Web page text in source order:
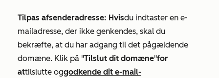
Tilpas afsenderadresse: Hvisdu indtaster en e-
mailadresse, der ikke genkendes, skal du
bekræfte, at du har adgang til det pågældende
domæne. Klik på "Tilslut dit domæne"for
attilslutte oggodkende dit e-mail-